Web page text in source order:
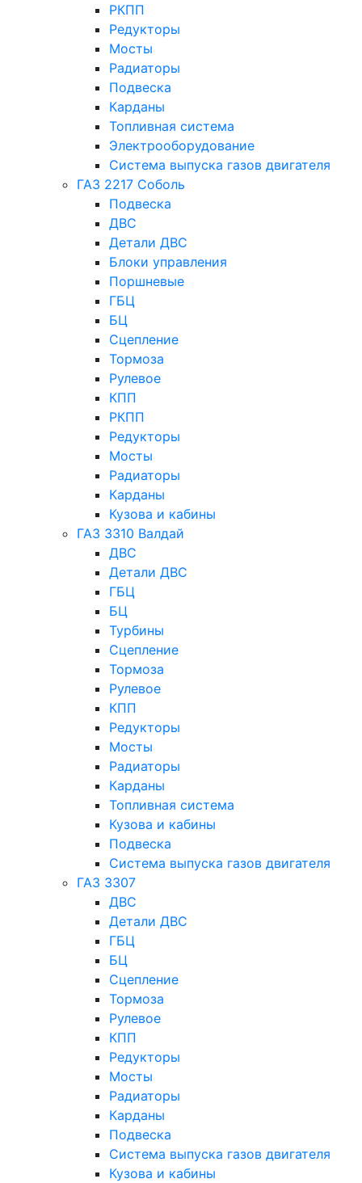
РКПП
Редукторы
Мосты
Радиаторы
Подвеска
Карданы
Топливная система
Электрооборудование
Система выпуска газов двигателя
ГАЗ 2217 Соболь
Подвеска
ДВС
Детали ДВС
Блоки управления
Поршневые
ГБЦ
БЦ
Сцепление
Тормоза
Рулевое
КПП
РКПП
Редукторы
Мосты
Радиаторы
Карданы
Кузова и кабины
ГАЗ 3310 Валдай
ДВС
Детали ДВС
ГБЦ
БЦ
Турбины
Сцепление
Тормоза
Рулевое
КПП
Редукторы
Мосты
Радиаторы
Карданы
Топливная система
Кузова и кабины
Подвеска
Система выпуска газов двигателя
ГАЗ 3307
ДВС
Детали ДВС
ГБЦ
БЦ
Сцепление
Тормоза
Рулевое
КПП
Редукторы
Мосты
Радиаторы
Карданы
Подвеска
Система выпуска газов двигателя
Кузова и кабины